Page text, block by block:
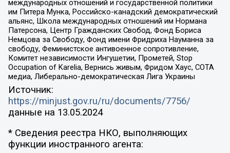
международных отношений и государственной политики
им Питера Мунка, Российско-канадский демократический
альянс, Школа международных отношений им Нормана
Патерсона, Центр Гражданских Свобод, Фонд Бориса
Немцова за Свободу, Фонд имени Фридриха Науманна за
свободу, Феминистское антивоенное сопротивление,
Комитет независимости Ингушетии, Прометей, Stop
Occupation of Karelia, Вернись живым, Фридом Хаус, СОТА
медиа, Либерально-демократическая Лига Украины
Источник:
https://minjust.gov.ru/ru/documents/7756/
данные на 13.05.2024
* Сведения реестра НКО, выполняющих
функции иностранного агента: